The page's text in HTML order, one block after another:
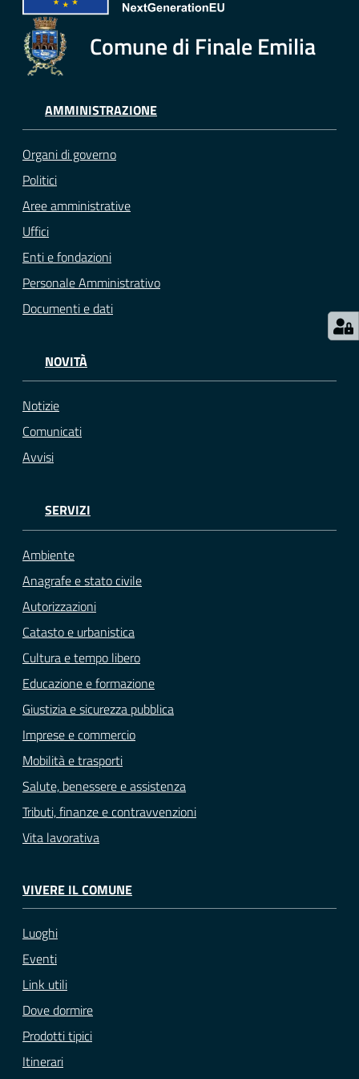
Sportello
Tutti
gli
argomenti...
Seguici
su
Comune di Finale Emilia
AMMINISTRAZIONE
Organi di governo
Politici
Aree amministrative
Uffici
Enti e fondazioni
Personale Amministrativo
Documenti e dati
NOVITÀ
Notizie
Comunicati
Avvisi
SERVIZI
Ambiente
Anagrafe e stato civile
Autorizzazioni
Catasto e urbanistica
Cultura e tempo libero
Educazione e formazione
Giustizia e sicurezza pubblica
Imprese e commercio
Mobilità e trasporti
Salute, benessere e assistenza
Tributi, finanze e contravvenzioni
Vita lavorativa
VIVERE IL COMUNE
Luoghi
Eventi
Link utili
Dove dormire
Prodotti tipici
Itinerari